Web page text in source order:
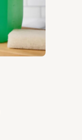
$1,100.00